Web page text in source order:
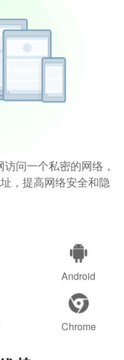
问一个私密的网络，
，提高网络安全和隐
Android
Chrome